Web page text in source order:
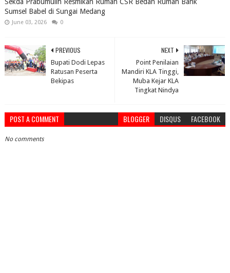
Sumsel Babel di Sungai Medang
June 03, 2026 0
NEXT
Point Penilaian
Mandiri KLA Tinggi,
Muba Kejar KLA
Tingkat Nindya
PREVIOUS
Bupati Dodi Lepas
Ratusan Peserta
Bekipas
POST A COMMENT BLOGGER DISQUS FACEBOOK
No comments